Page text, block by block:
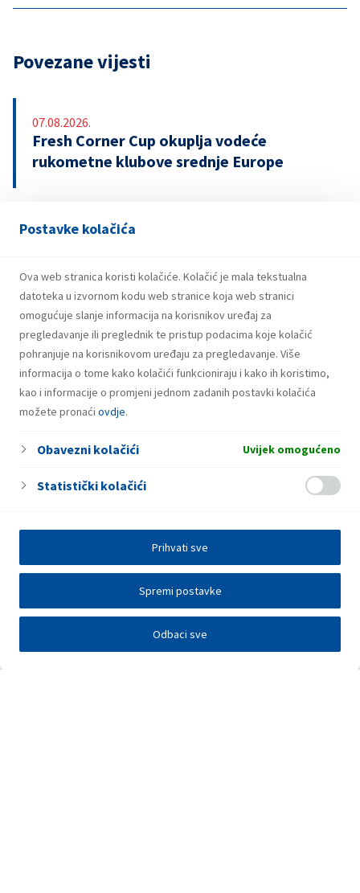
Postavke kolačića
Ova web stranica koristi kolačiće. Kolačić je mala tekstualna
datoteka u izvornom kodu web stranice koja web stranici
omogućuje slanje informacija na korisnikov uređaj za
pregledavanje ili preglednik te pristup podacima koje kolačić
pohranjuje na korisnikovom uređaju za pregledavanje. Više
informacija o tome kako kolačići funkcioniraju i kako ih koristimo,
kao i informacije o promjeni jednom zadanih postavki kolačića
možete pronaći ovdje.
Obavezni kolačići Uvijek omogućeno
Statistički kolačići
Odbaci sve
Spremi postavke
Prihvati sve
Povezane vijesti
07.08.2026.
Fresh Corner Cup okuplja vodeće
rukometne klubove srednje Europe
29.07.2026.
prvom polugodištu 2026.